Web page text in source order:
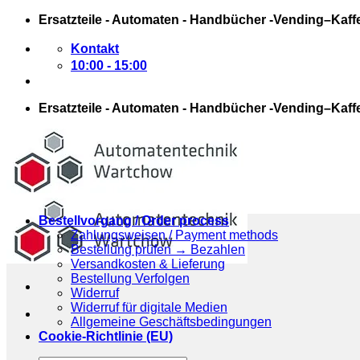
Zum
springen
Ersatzteile - Automaten - Handbücher -
Kontakt
10:00 - 15:00
Ersatzteile - Automaten - Handbücher -
Bestellvorgang / Order process
Zahlungsweisen / Payment methods
Bestellung prüfen → Bezahlen
Versandkosten & Lieferung
Bestellung Verfolgen
Widerruf
Widerruf für digitale Medien
Allgemeine Geschäftsbedingungen
Cookie-Richtlinie (EU)